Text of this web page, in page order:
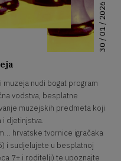
30 / 01 / 2026
nudi bogat program
vodstva, besplatne
muzejskih predmeta koji
djetinjstva.
hrvatske tvornice igračaka
i sudjelujete u besplatnoj
7+ i roditelji) te upoznajte